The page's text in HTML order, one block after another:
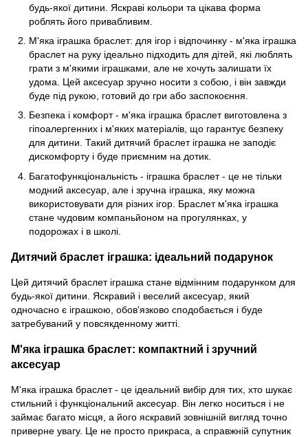
будь-якої дитини. Яскраві кольори та цікава форма
роблять його привабливим.
М'яка іграшка браслет: для ігор і відпочинку - м'яка іграшка
браслет на руку ідеально підходить для дітей, які люблять
грати з м'якими іграшками, але не хочуть залишати їх
удома. Цей аксесуар зручно носити з собою, і він завжди
буде під рукою, готовий до гри або заспокоєння.
Безпека і комфорт - м'яка іграшка браслет виготовлена з
гіпоалергенних і м'яких матеріалів, що гарантує безпеку
для дитини. Такий дитячий браслет іграшка не заподіє
дискомфорту і буде приємним на дотик.
Багатофункціональність - іграшка браслет - це не тільки
модний аксесуар, але і зручна іграшка, яку можна
використовувати для різних ігор. Браслет м'яка іграшка
стане чудовим компаньйоном на прогулянках, у
подорожах і в школі.
Дитячий браслет іграшка: ідеальний подарунок
Цей дитячий браслет іграшка стане відмінним подарунком для
будь-якої дитини. Яскравий і веселий аксесуар, який
одночасно є іграшкою, обов'язково сподобається і буде
затребуваний у повсякденному житті.
М'яка іграшка браслет: компактний і зручний
аксесуар
М'яка іграшка браслет - це ідеальний вибір для тих, хто шукає
стильний і функціональний аксесуар. Він легко носиться і не
займає багато місця, а його яскравий зовнішній вигляд точно
приверне увагу. Це не просто прикраса, а справжній супутник